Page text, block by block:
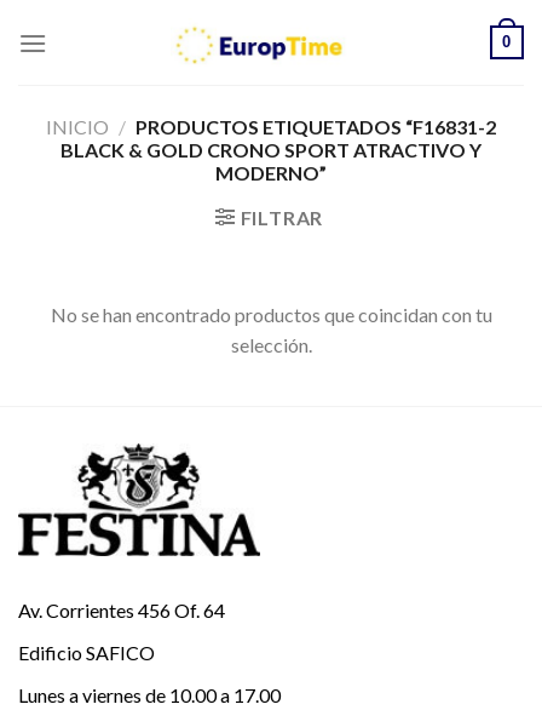
0
INICIO / PRODUCTOS ETIQUETADOS “F16831-2
BLACK & GOLD CRONO SPORT ATRACTIVO Y
MODERNO”
FILTRAR
No se han encontrado productos que coincidan con tu
selección.
Av. Corrientes 456 Of. 64
Edificio SAFICO
Lunes a viernes de 10.00 a 17.00